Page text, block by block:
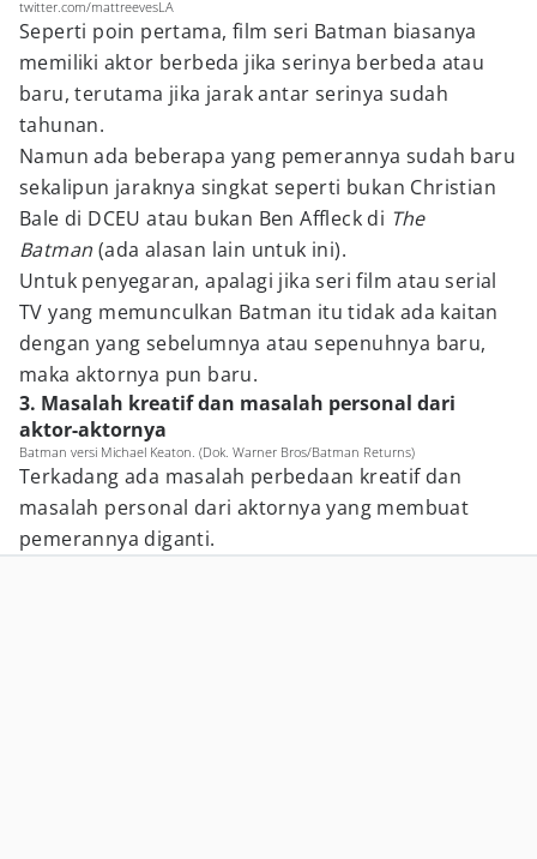
twitter.com/mattreevesLA
Seperti poin pertama, film seri Batman biasanya
memiliki aktor berbeda jika serinya berbeda atau
baru, terutama jika jarak antar serinya sudah
tahunan.
Namun ada beberapa yang pemerannya sudah baru
sekalipun jaraknya singkat seperti bukan Christian
Bale di DCEU atau bukan Ben Affleck di The
Batman (ada alasan lain untuk ini).
Untuk penyegaran, apalagi jika seri film atau serial
TV yang memunculkan Batman itu tidak ada kaitan
dengan yang sebelumnya atau sepenuhnya baru,
maka aktornya pun baru.
3. Masalah kreatif dan masalah personal dari
aktor-aktornya
Batman versi Michael Keaton. (Dok. Warner Bros/Batman Returns)
Terkadang ada masalah perbedaan kreatif dan
masalah personal dari aktornya yang membuat
pemerannya diganti.